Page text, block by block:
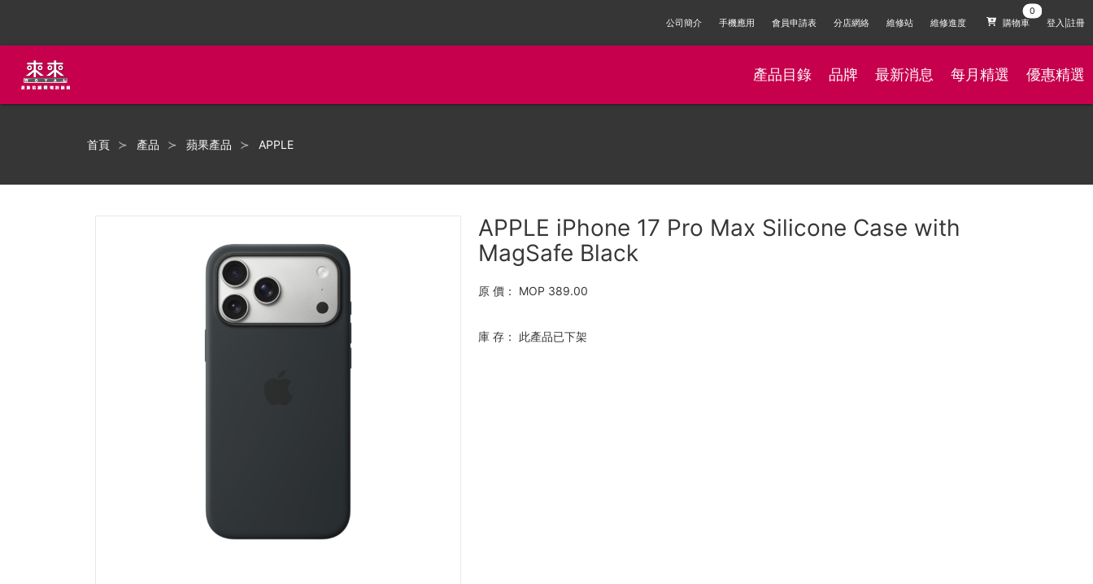
公司簡介 手機應用 會員申請表 分店網絡 維修站 維修進度 購物車 登入|註冊
產品目錄 品牌 最新消息 每月精選 優惠精選
首頁 產品 蘋果產品 APPLE
APPLE iPhone 17 Pro Max Silicone Case with
MagSafe Black
原 價： MOP 389.00
庫 存： 此產品已下架